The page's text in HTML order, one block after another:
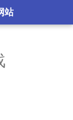
站